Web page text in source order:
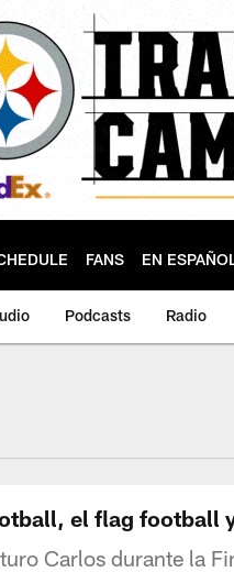
FANS EN
Podcasts Radio
el flag football
Carlos durante la